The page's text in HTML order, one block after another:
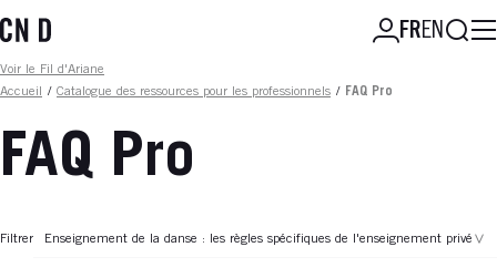
au
principal
FREN
Fil d'ariane
Voir le Fil d'Ariane
Accueil
/ Catalogue des ressources pour les professionnels / FAQ Pro
FAQ Pro
Filtrer Enseignement de la danse : les règles spécifiques de l'enseignement privé